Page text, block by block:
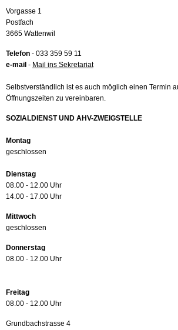
Vorgasse 1
Postfach
3665 Wattenwil
Telefon - 033 359 59 11
e-mail - Mail ins Sekretariat
Selbstverständlich ist es auch möglich einen Termin
Öffnungszeiten zu vereinbaren.
SOZIALDIENST UND AHV-ZWEIGSTELLE
Montag
geschlossen
Dienstag
08.00 - 12.00 Uhr
14.00 - 17.00 Uhr
Mittwoch
geschlossen
Donnerstag
08.00 - 12.00 Uhr
Freitag
08.00 - 12.00 Uhr
Grundbachstrasse 4